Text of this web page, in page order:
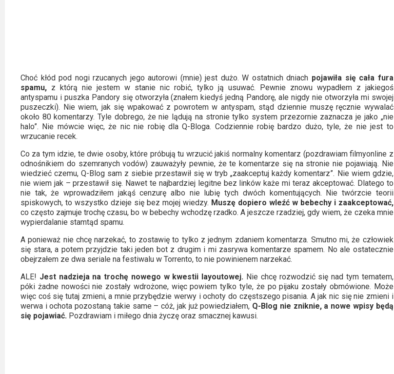
2023
2022
2021
2020
2019
2018
2016
2017
2015
2014
Choć kłód pod nogi rzucanych jego autorowi (mnie) jest dużo. W ostatnich dniach pojawiła się cała fura
spamu, z którą nie jestem w stanie nic robić, tylko ją usuwać. Pewnie znowu wypadłem z jakiegoś
antyspamu i puszka Pandory się otworzyła (znałem kiedyś jedną Pandorę, ale nigdy nie otworzyła mi swojej
puszeczki). Nie wiem, jak się wpakować z powrotem w antyspam, stąd dziennie muszę ręcznie wywalać
około 80 komentarzy. Tyle dobrego, że nie lądują na stronie tylko system przezornie zaznacza je jako „nie
halo”. Nie mówcie więc, że nic nie robię dla Q-Bloga. Codziennie robię bardzo dużo, tyle, że nie jest to
wrzucanie recek.
Co za tym idzie, te dwie osoby, które próbują tu wrzucić jakiś normalny komentarz (pozdrawiam filmyonline z
odnośnikiem do szemranych vodów) zauważyły pewnie, że te komentarze się na stronie nie pojawiają. Nie
wiedzieć czemu, Q-Blog sam z siebie przestawił się w tryb „zaakceptuj każdy komentarz”. Nie wiem gdzie,
nie wiem jak – przestawił się. Nawet te najbardziej legitne bez linków każe mi teraz akceptować. Dlatego to
nie tak, że wprowadziłem jakąś cenzurę albo nie lubię tych dwóch komentujących. Nie twórzcie teorii
spiskowych, to wszystko dzieje się bez mojej wiedzy. Muszę dopiero wleźć w bebechy i zaakceptować,
co często zajmuje trochę czasu, bo w bebechy wchodzę rzadko. A jeszcze rzadziej, gdy wiem, że czeka mnie
wypierdalanie stamtąd spamu.
A ponieważ nie chcę narzekać, to zostawię to tylko z jednym zdaniem komentarza. Smutno mi, że człowiek
się stara, a potem przyjdzie taki jeden bot z drugim i mi zasrywa komentarze spamem. No ale ostatecznie
obejrzałem ze dwa seriale na festiwalu w Torrento, to nie powinienem narzekać.
ALE! Jest nadzieja na trochę nowego w kwestii layoutowej. Nie chcę rozwodzić się nad tym tematem,
póki żadne nowości nie zostały wdrożone, więc powiem tylko tyle, że po pijaku zostały obmówione. Może
więc coś się tutaj zmieni, a mnie przybędzie werwy i ochoty do częstszego pisania. A jak nic się nie zmieni i
werwa i ochota pozostaną takie same – cóż, jak już powiedziałem, Q-Blog nie zniknie, a nowe wpisy będą
się pojawiać. Pozdrawiam i miłego dnia życzę oraz smacznej kawusi.